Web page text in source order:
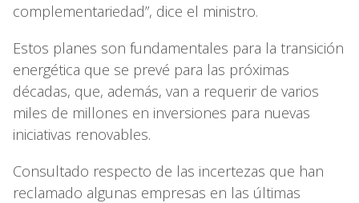
complementariedad”, dice el ministro.
Estos planes son fundamentales para la transición
energética que se prevé para las próximas
décadas, que, además, van a requerir de varios
miles de millones en inversiones para nuevas
iniciativas renovables.
Consultado respecto de las incertezas que han
reclamado algunas empresas en las últimas